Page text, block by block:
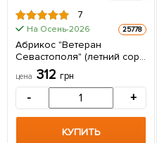
7
На Осень-2026 25778
Абрикос "Ветеран
Севастополя" (летний сорт,
поздний срок созревания)
1 саженец в упаковке
цена 312 грн
- +
КУПИТЬ